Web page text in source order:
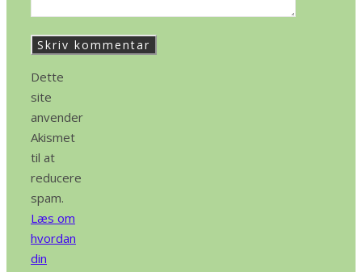
Dette
site
anvender
Akismet
til at
reducere
spam.
Læs om
hvordan
din